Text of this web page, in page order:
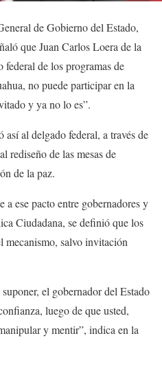
de Gobierno del Estado,
que Juan Carlos Loera de la
federal de los programas de
no puede participar en la
y ya no lo es”.
así al delgado federal, a través de
rediseño de las mesas de
de la paz.
a ese pacto entre gobernadores y
Ciudadana, se definió que los
mecanismo, salvo invitación
el gobernador del Estado
luego de que usted,
y mentir”, indica en la